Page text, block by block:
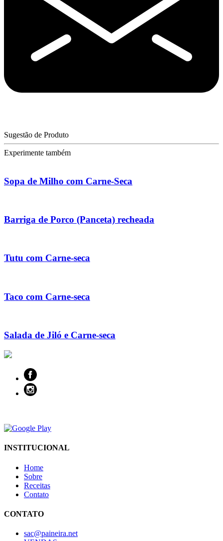
Sugestão de Produto
Experimente também
Sopa de Milho com Carne-Seca
Barriga de Porco (Panceta) recheada
Tutu com Carne-seca
Taco com Carne-seca
Salada de Jiló e Carne-seca
INSTITUCIONAL
Home
Sobre
Receitas
Contato
CONTATO
sac@paineira.net